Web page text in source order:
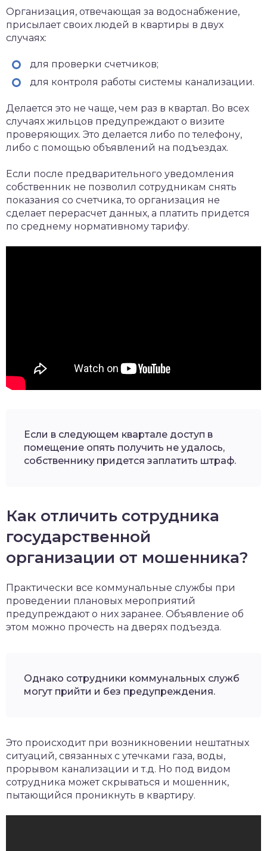
Организация, отвечающая за водоснабжение,
присылает своих людей в квартиры в двух
случаях:
для проверки счетчиков;
для контроля работы системы канализации.
Делается это не чаще, чем раз в квартал. Во всех
случаях жильцов предупреждают о визите
проверяющих. Это делается либо по телефону,
либо с помощью объявлений на подъездах.
Если после предварительного уведомления
собственник не позволил сотрудникам снять
показания со счетчика, то организация не
сделает перерасчет данных, а платить придется
по среднему нормативному тарифу.
Если в следующем квартале доступ в
помещение опять получить не удалось,
собственнику придется заплатить штраф.
Как отличить сотрудника
государственной
организации от мошенника?
Практически все коммунальные службы при
проведении плановых мероприятий
предупреждают о них заранее. Объявление об
этом можно прочесть на дверях подъезда.
Однако сотрудники коммунальных служб
могут прийти и без предупреждения.
Это происходит при возникновении нештатных
ситуаций, связанных с утечками газа, воды,
прорывом канализации и т.д. Но под видом
сотрудника может скрываться и мошенник,
пытающийся проникнуть в квартиру.